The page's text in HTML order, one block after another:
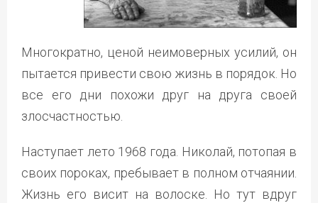
Многократно, ценой неимоверных усилий, он
пытается привести свою жизнь в порядок. Но
все его дни похожи друг на друга своей
злосчастностью.
Наступает лето 1968 года. Николай, потопая в
своих пороках, пребывает в полном отчаянии.
Жизнь его висит на волоске. Но тут вдруг